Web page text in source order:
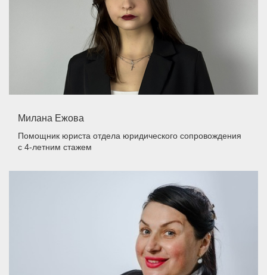
Милана Ежова
Помощник юриста отдела юридического сопровождения
с 4-летним стажем